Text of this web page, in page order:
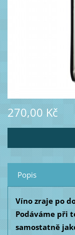
270,00 Kč
Popis
Víno zraje po
Podáváme při
samostatně